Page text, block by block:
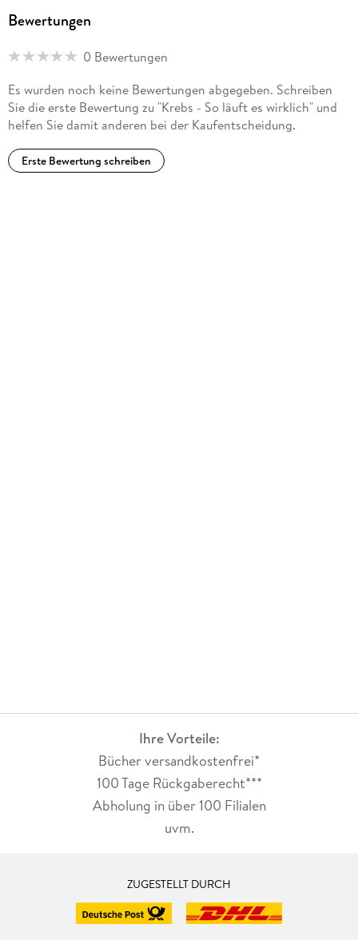
Bewertungen
0 Bewertungen
Es wurden noch keine Bewertungen abgegeben. Schreiben
Sie die erste Bewertung zu "Krebs - So läuft es wirklich" und
helfen Sie damit anderen bei der Kaufentscheidung.
Erste Bewertung schreiben
Ihre Vorteile:
Bücher versandkostenfrei*
100 Tage Rückgaberecht***
Abholung in über 100 Filialen
uvm.
ZUGESTELLT DURCH